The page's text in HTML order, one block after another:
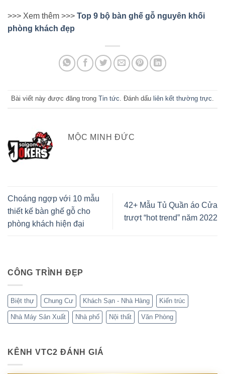
>>> Xem thêm >>> Top 9 bộ bàn ghế gỗ nguyên khối
phòng khách đẹp
Bài viết này được đăng trong Tin tức. Đánh dấu liên kết thường trực.
MỘC MINH ĐỨC
Choáng ngợp với 10 mẫu
thiết kế bàn ghế gỗ cho
phòng khách hiện đại
42+ Mẫu Tủ Quần áo Cửa
trượt “hot trend” năm 2022
CÔNG TRÌNH ĐẸP
Biệt thự Chung Cư Khách Sạn - Nhà Hàng Kiến trúc
Nhà Máy Sản Xuất Nhà phố Nội thất Văn Phòng
KÊNH VTC2 ĐÁNH GIÁ